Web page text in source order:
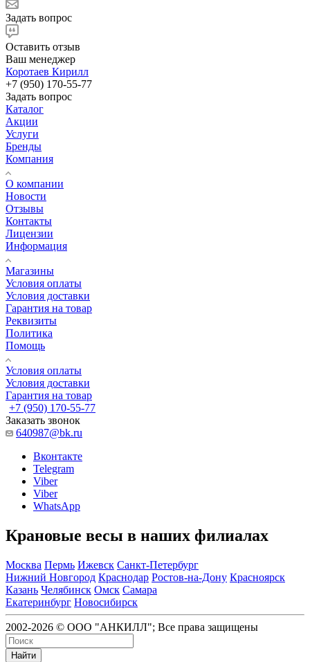
Задать вопрос
Оставить отзыв
Ваш менеджер
Коротаев Кирилл
+7 (950) 170-55-77
Задать вопрос
Каталог
Акции
Услуги
Бренды
Компания
О компании
Новости
Отзывы
Контакты
Лицензии
Информация
Магазины
Условия оплаты
Условия доставки
Гарантия на товар
Реквизиты
Политика
Помощь
Условия оплаты
Условия доставки
Гарантия на товар
+7 (950) 170-55-77
Заказать звонок
640987@bk.ru
Вконтакте
Telegram
Viber
Viber
WhatsApp
Крановые весы в наших филиалах
Москва Пермь Ижевск Санкт-Петербург
Нижний Новгород Краснодар Ростов-на-Дону Красноярск
Казань Челябинск Омск Самара
Екатеринбург Новосибирск
2002-2026 © ООО "АНКИЛЛ"; Все права защищены
Найти